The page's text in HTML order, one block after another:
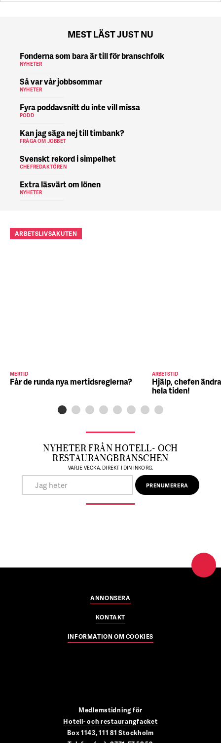
MEST LÄST JUST NU
Fonderna som bara är till för branschfolk
NYHETER
Så var vår jobbsommar
NYHETER
Fyra poddavsnitt du inte vill missa
PODD
Kan jag säga nej till timbank?
FRÅGA OM JOBBET
Svenskt rekord i simpelhet
CHEFREDAKTÖREN
Extra läsvärt om lönen
NYHETER
ARBETSLIVSAKUTEN
MERTID
Får de runda nya mertidsreglerna?
ARBETSTID
Hjälp, chefen
hela tiden!
NYHETER FRÅN HOTELL- OCH
RESTAURANGBRANSCHEN
VARJE VECKA, DIREKT I DIN INKORG.
ANNONSERA
KONTAKT
INFORMATION OM COOKIES
Medlemstidning för
Hotell- och restaurangfacket
Box 1143, 111 81 Stockholm